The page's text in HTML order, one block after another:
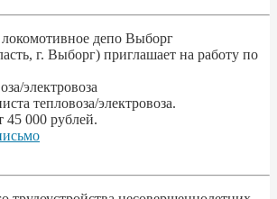
депо Выборг
г. Выборг) приглашает на работу по
электровоза
тепловоза/электровоза.
45 000 рублей.